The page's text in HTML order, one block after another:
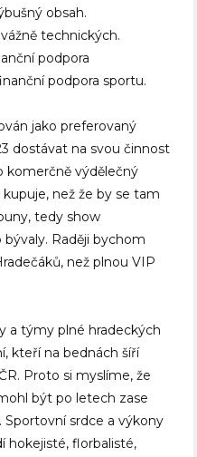
obsah.
technických.
podpora
podpora sportu.
jako preferovaný
dostávat na svou činnost
komerčně výdělečný
než že by se tam
tedy show
Raději bychom
než plnou VIP
a týmy plné hradeckých
kteří na bednách šíří
Proto si myslíme, že
být po letech zase
Sportovní srdce a výkony
hokejisté, florbalisté,